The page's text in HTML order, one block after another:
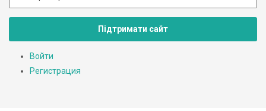
Підтримати сайт
Войти
Регистрация